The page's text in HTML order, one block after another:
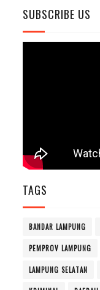
SUBSCRIBE US
TAGS
BANDAR LAMPUNG
PEMPROV LAMPUNG
LAMPUNG SELATAN